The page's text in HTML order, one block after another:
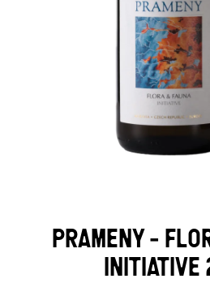
PRAMENY -